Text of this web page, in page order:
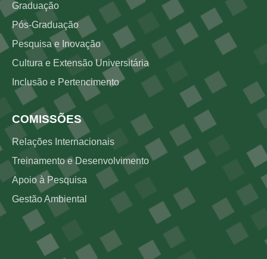
Graduação
Pós-Graduação
Pesquisa e Inovação
Cultura e Extensão Universitária
Inclusão e Pertencimento
COMISSÕES
Relações Internacionais
Treinamento e Desenvolvimento
Apoio à Pesquisa
Gestão Ambiental